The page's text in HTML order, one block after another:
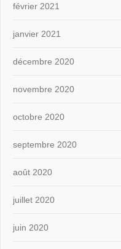
février 2021
janvier 2021
décembre 2020
novembre 2020
octobre 2020
septembre 2020
août 2020
juillet 2020
juin 2020